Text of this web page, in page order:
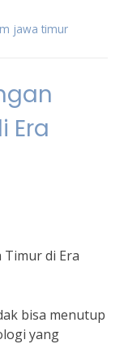
jawa timur
Era
Timur di Era
bisa menutup
yang